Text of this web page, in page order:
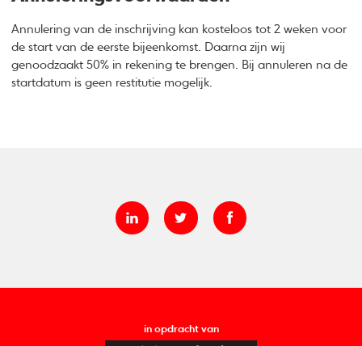
Annulering van de inschrijving kan kosteloos tot 2 weken voor
de start van de eerste bijeenkomst. Daarna zijn wij
genoodzaakt 50% in rekening te brengen. Bij annuleren na de
startdatum is geen restitutie mogelijk.
in opdracht van